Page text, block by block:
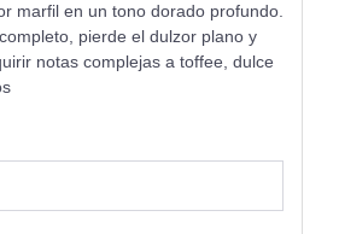
marfil en un tono dorado profundo.
pierde el dulzor plano y
notas complejas a toffee, dulce